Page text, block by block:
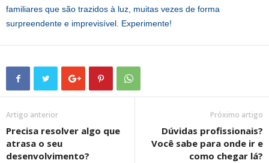
familiares que são trazidos à luz, muitas vezes de forma
surpreendente e imprevisível. Experimente!
Artigo anterior
Precisa resolver algo que
atrasa o seu
desenvolvimento?
Próximo artigo
Dúvidas profissionais?
Você sabe para onde ir e
como chegar lá?